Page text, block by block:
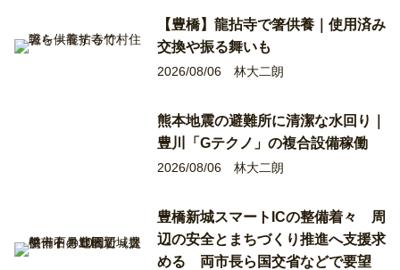
【豊橋】龍拈寺で箸供養｜使用済み
交換や振る舞いも
2026/08/06 林大二朗
熊本地震の避難所に清潔な水回り｜
豊川「Gテクノ」の複合設備稼働
2026/08/06 林大二朗
豊橋新城スマートICの整備着々 周
辺の安全とまちづくり推進へ支援求
める 両市長ら国交省などで要望